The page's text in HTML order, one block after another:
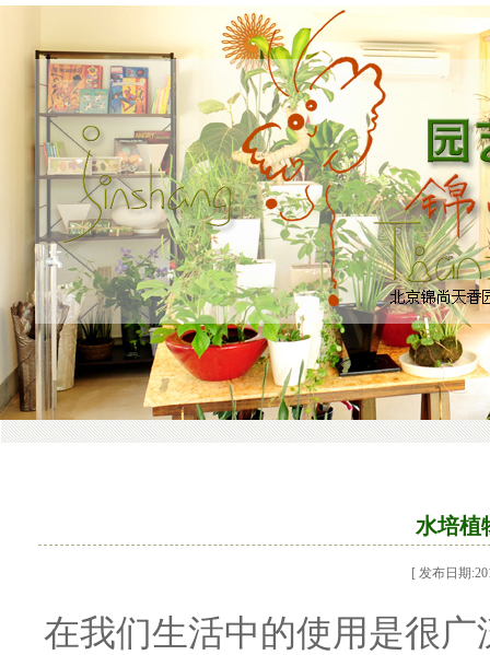
水培植
[ 发布日期
在我们生活中的使用是很